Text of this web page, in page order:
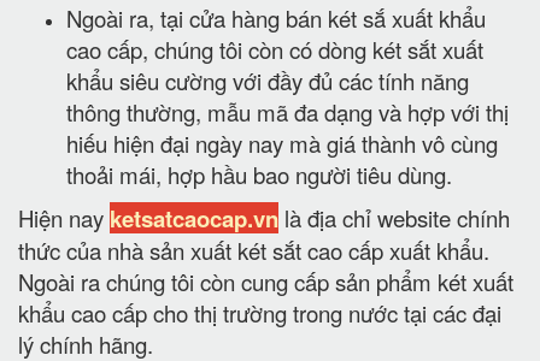
Ngoài ra, tại cửa hàng bán két sắ xuất khẩu
cao cấp, chúng tôi còn có dòng két sắt xuất
khẩu siêu cường với đầy đủ các tính năng
thông thường, mẫu mã đa dạng và hợp với thị
hiếu hiện đại ngày nay mà giá thành vô cùng
thoải mái, hợp hầu bao người tiêu dùng.
Hiện nay ketsatcaocap.vn là địa chỉ website chính
thức của nhà sản xuất két sắt cao cấp xuất khẩu.
Ngoài ra chúng tôi còn cung cấp sản phẩm két xuất
khẩu cao cấp cho thị trường trong nước tại các đại
lý chính hãng.